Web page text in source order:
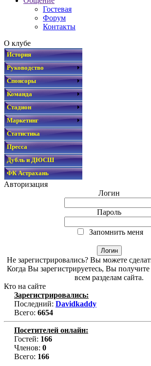
Гостевая
Форум
Контакты
О клубе
История
Руководство
Спонсоры
Команда
Стадион
Маркетинг
Статистика
Пресса
Дубль и ДЮСШ
ФК Астрахань
Авторизация
Логин
Пароль
Запомнить меня
Не зарегистрировались? Вы можете
Когда Вы зарегистрируетесь, Вы
всем разделам сайта.
Кто на сайте
Зарегистрировались:
Последний: Davidkaddy
Всего: 6654
Посетителей онлайн:
Гостей: 166
Членов: 0
Всего: 166